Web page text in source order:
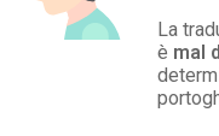
La
è mal